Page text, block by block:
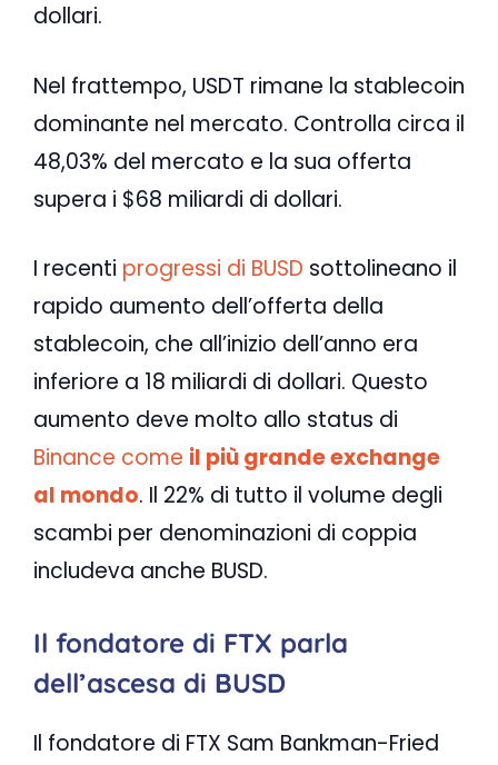
dollari.
Nel frattempo, USDT rimane la stablecoin
dominante nel mercato. Controlla circa il
48,03% del mercato e la sua offerta
supera i $68 miliardi di dollari.
I recenti progressi di BUSD sottolineano il
rapido aumento dell’offerta della
stablecoin, che all’inizio dell’anno era
inferiore a 18 miliardi di dollari. Questo
aumento deve molto allo status di
Binance come il più grande exchange
al mondo. Il 22% di tutto il volume degli
scambi per denominazioni di coppia
includeva anche BUSD.
Il fondatore di FTX parla
dell’ascesa di BUSD
Il fondatore di FTX Sam Bankman-Fried